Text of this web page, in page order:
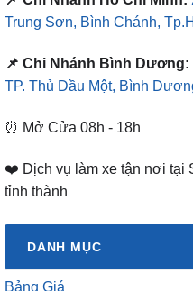
Trung Sơn, Bình Chánh,
📌 Chi Nhánh Bình Dương:
TP. Thủ Dầu Một, Bình
⏰ Mở Cửa 08h - 18h
❤️ Dịch vụ làm xe tận nơi tại
tỉnh thành
DANH MỤC
Bảng Giá